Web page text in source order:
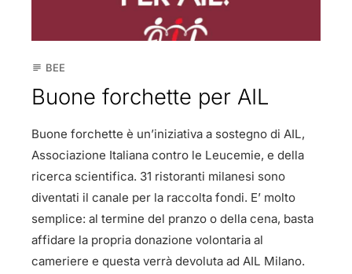
subject BEE
Buone forchette per AIL
Buone forchette è un’iniziativa a sostegno di AIL,
Associazione Italiana contro le Leucemie, e della
ricerca scientifica. 31 ristoranti milanesi sono
diventati il canale per la raccolta fondi. E’ molto
semplice: al termine del pranzo o della cena, basta
affidare la propria donazione volontaria al
cameriere e questa verrà devoluta ad AIL Milano.